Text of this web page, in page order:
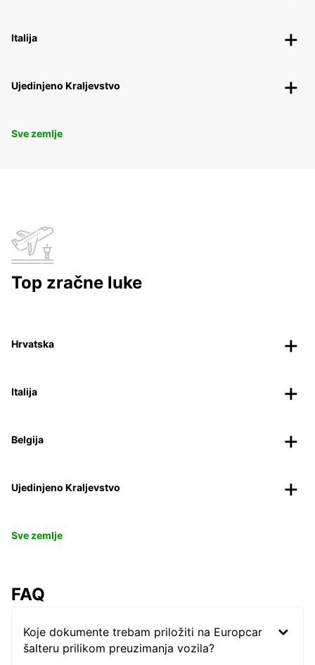
Italija
Ujedinjeno Kraljevstvo
Sve zemlje
Top zračne luke
Hrvatska
Italija
Belgija
Ujedinjeno Kraljevstvo
Sve zemlje
FAQ
Koje dokumente trebam priložiti na Europcar
šalteru prilikom preuzimanja vozila?